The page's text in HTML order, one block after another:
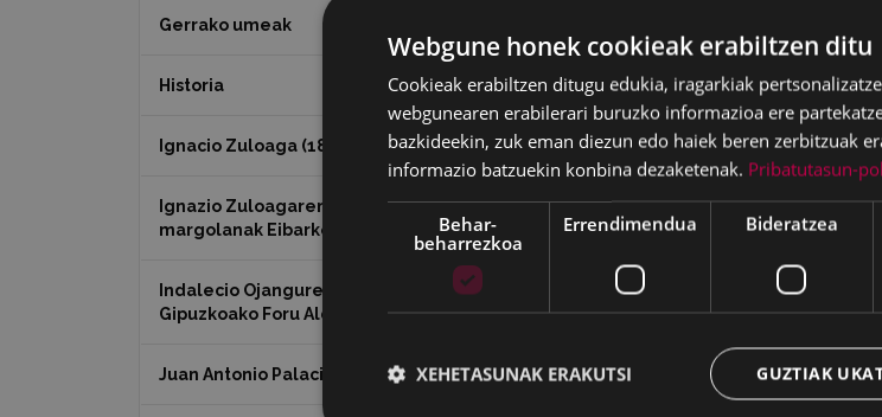
Gerrako umeak
Historia
Ignacio Zuloaga (1870-2020)
Ignazio Zuloagaren
margolanak Eibarko dendetan
Indalecio Ojanguren,
Gipuzkoako Foru Aldundia
Juan Antonio Palacios HARRIA
Webgune honek cookieak erabiltzen ditu
Cookieak erabiltzen ditugu edukia, iragarkiak
webgunearen erabilerari buruzko informazioa ere
bazkideekin, zuk eman diezun edo haiek beren zerbitzuak
informazio batzuekin konbina dezaketenak. Pribatutasun-
Behar-
beharrezkoa
Errendimendua Bideratzea
GUZTIAK
XEHETASUNAK ERAKUTSI